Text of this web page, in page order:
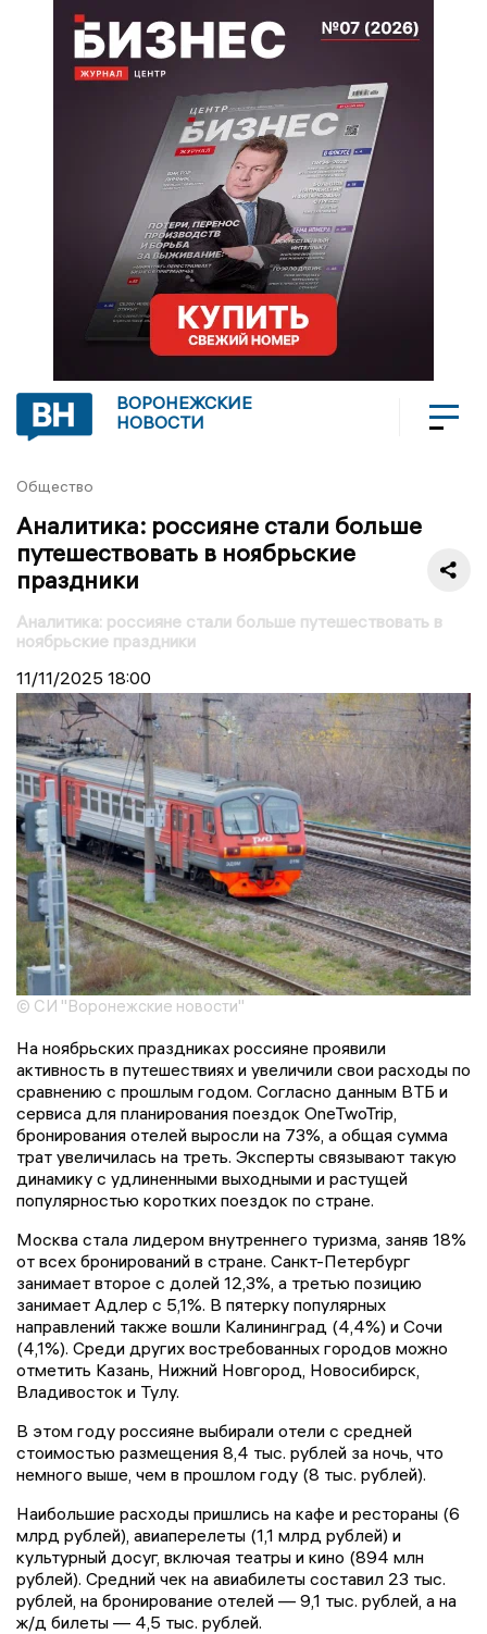
ВОРОНЕЖСКИЕ
НОВОСТИ
Общество
Аналитика: россияне стали больше
путешествовать в ноябрьские
праздники
Аналитика: россияне стали больше путешествовать в
ноябрьские праздники
11/11/2025 18:00
© СИ "Воронежские новости"
На ноябрьских праздниках россияне проявили
активность в путешествиях и увеличили свои расходы по
сравнению с прошлым годом. Согласно данным ВТБ и
сервиса для планирования поездок OneTwoTrip,
бронирования отелей выросли на 73%, а общая сумма
трат увеличилась на треть. Эксперты связывают такую
динамику с удлиненными выходными и растущей
популярностью коротких поездок по стране.
Москва стала лидером внутреннего туризма, заняв 18%
от всех бронирований в стране. Санкт-Петербург
занимает второе с долей 12,3%, а третью позицию
занимает Адлер с 5,1%. В пятерку популярных
направлений также вошли Калининград (4,4%) и Сочи
(4,1%). Среди других востребованных городов можно
отметить Казань, Нижний Новгород, Новосибирск,
Владивосток и Тулу.
В этом году россияне выбирали отели с средней
стоимостью размещения 8,4 тыс. рублей за ночь, что
немного выше, чем в прошлом году (8 тыс. рублей).
Наибольшие расходы пришлись на кафе и рестораны (6
млрд рублей), авиаперелеты (1,1 млрд рублей) и
культурный досуг, включая театры и кино (894 млн
рублей). Средний чек на авиабилеты составил 23 тыс.
рублей, на бронирование отелей — 9,1 тыс. рублей, а на
ж/д билеты — 4,5 тыс. рублей.